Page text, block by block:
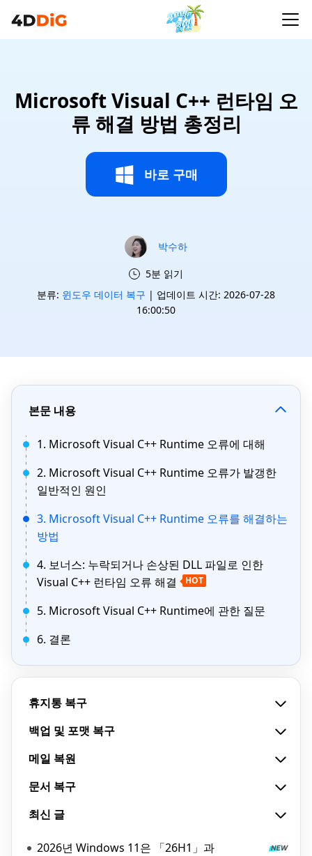
Microsoft Visual C++ 런타임 오
류 해결 방법 총정리
바로 구매
박수하
5분 읽기
분류: 윈도우 데이터 복구 | 업데이트 시간: 2026-07-28
16:00:50
본문 내용
1. Microsoft Visual C++ Runtime 오류에 대해
2. Microsoft Visual C++ Runtime 오류가 발갱한
일반적인 원인
3. Microsoft Visual C++ Runtime 오류를 해결하는
방법
4. 보너스: 누락되거나 손상된 DLL 파일로 인한
Visual C++ 런타임 오류 해결
HOT
5. Microsoft Visual C++ Runtime에 관한 질문
6. 결론
휴지통 복구
백업 및 포맷 복구
메일 복원
문서 복구
최신 글
2026년 Windows 11은 「26H1」과